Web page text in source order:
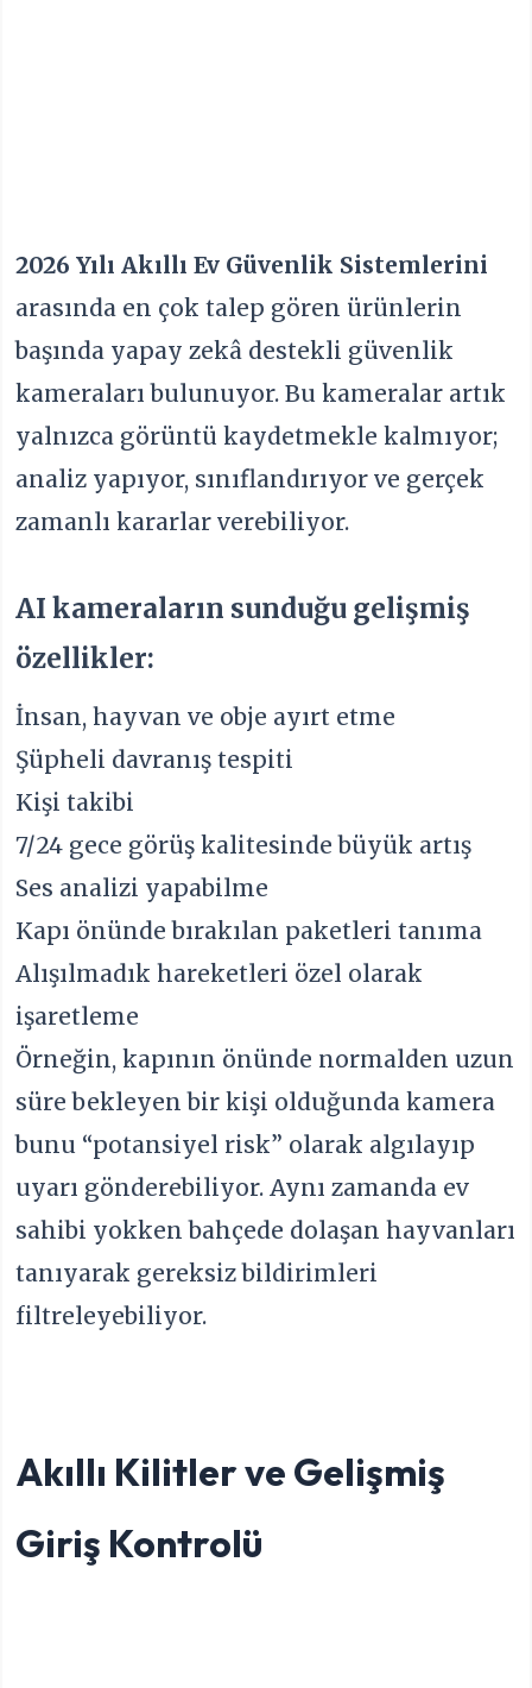
2026 Yılı Akıllı Ev Güvenlik Sistemlerini
arasında en çok talep gören ürünlerin
başında yapay zekâ destekli güvenlik
kameraları bulunuyor. Bu kameralar artık
yalnızca görüntü kaydetmekle kalmıyor;
analiz yapıyor, sınıflandırıyor ve gerçek
zamanlı kararlar verebiliyor.
AI kameraların sunduğu gelişmiş
özellikler:
İnsan, hayvan ve obje ayırt etme
Şüpheli davranış tespiti
Kişi takibi
7/24 gece görüş kalitesinde büyük artış
Ses analizi yapabilme
Kapı önünde bırakılan paketleri tanıma
Alışılmadık hareketleri özel olarak
işaretleme
Örneğin, kapının önünde normalden uzun
süre bekleyen bir kişi olduğunda kamera
bunu “potansiyel risk” olarak algılayıp
uyarı gönderebiliyor. Aynı zamanda ev
sahibi yokken bahçede dolaşan hayvanları
tanıyarak gereksiz bildirimleri
filtreleyebiliyor.
Akıllı Kilitler ve Gelişmiş
Giriş Kontrolü